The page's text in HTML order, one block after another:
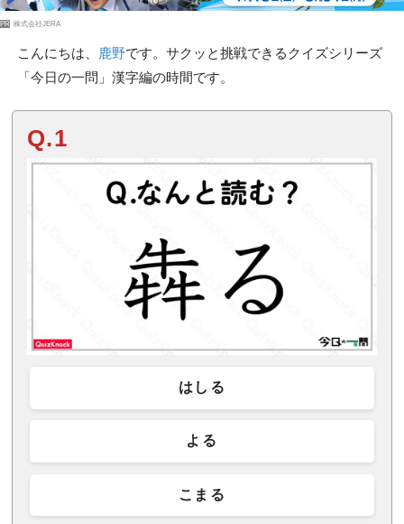
PR 株式会社JERA
こんにちは、 鹿野です。サクッと挑戦できるクイズシリーズ
「今日の一問」漢字編の時間です。
Q.1
はしる
よる
こまる